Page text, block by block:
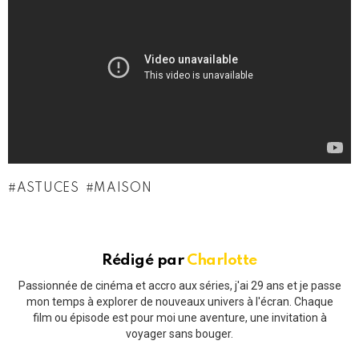
ASTUCES MAISON
Rédigé par Charlotte
Passionnée de cinéma et accro aux séries, j'ai 29 ans et je passe
mon temps à explorer de nouveaux univers à l'écran. Chaque
film ou épisode est pour moi une aventure, une invitation à
voyager sans bouger.